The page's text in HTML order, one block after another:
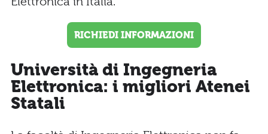
RICHIEDI INFORMAZIONI
Università di Ingegneria
Elettronica: i migliori Atenei
Statali